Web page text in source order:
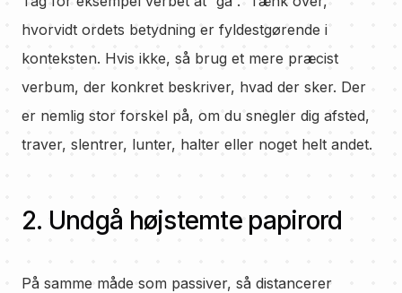
hvorvidt ordets betydning er fyldestgørende i
konteksten. Hvis ikke, så brug et mere præcist
verbum, der konkret beskriver, hvad der sker. Der
er nemlig stor forskel på, om du snegler dig afsted,
traver, slentrer, lunter, halter eller noget helt andet.
2. Undgå højstemte papirord
På samme måde som passiver, så distancerer